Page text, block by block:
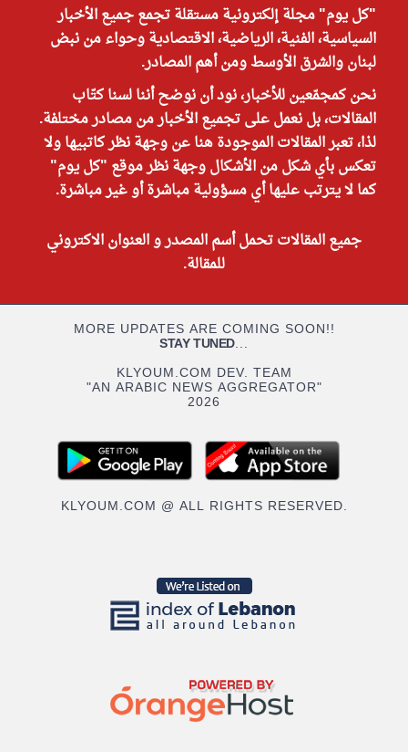
"كل يوم" مجلة إلكترونية مستقلة تجمع جميع الأخبار
السياسية، الفنية، الرياضية، الاقتصادية وحواء من نبض
لبنان والشرق الأوسط ومن أهم المصادر.
نحن كمجمّعين للأخبار، نود أن نوضح أننا لسنا كتّاب
المقالات، بل نعمل على تجميع الأخبار من مصادر مختلفة.
لذا، تعبر المقالات الموجودة هنا عن وجهة نظر كاتبيها ولا
تعكس بأي شكل من الأشكال وجهة نظر موقع "كل يوم"
كما لا يترتب عليها أي مسؤولية مباشرة أو غير مباشرة.
جميع المقالات تحمل أسم المصدر و العنوان الاكتروني
للمقالة.
MORE UPDATES ARE COMING SOON!!
STAY TUNED...
KLYOUM.COM DEV. TEAM
"AN ARABIC NEWS AGGREGATOR"
2026
KLYOUM.COM @ ALL RIGHTS RESERVED.